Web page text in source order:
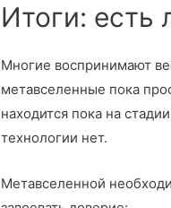
Итоги: есть
Многие воспринимают
метавселенные пока
находится пока на
технологии нет.
Метавселенной